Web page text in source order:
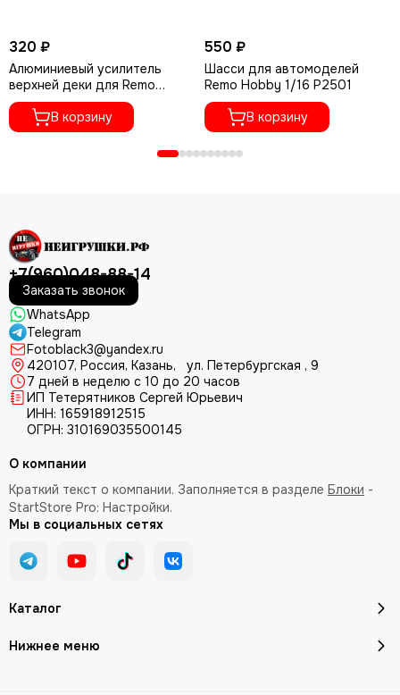
320 ₽
Алюминиевый усилитель
верхней деки для Remo
Hobby 1/16 A4026
В корзину
550 ₽
Шасси для автомоделей
Remo Hobby 1/16 P2501
В корзину
+7(960)048-88-14
Заказать звонок
WhatsApp
Telegram
Fotoblack3@yandex.ru
420107, Россия, Казань, ул. Петербургская , 9
7 дней в неделю с 10 до 20 часов
ИП Тетерятников Сергей Юрьевич
ИНН: 165918912515
ОГРН: 310169035500145
Каталог
Нижнее меню
О компании
Краткий текст о компании. Заполняется в разделе Блоки -
StartStore Pro: Настройки.
Мы в социальных сетях